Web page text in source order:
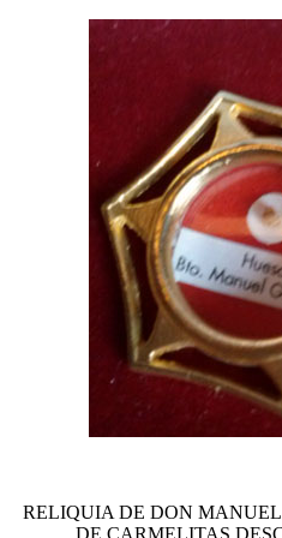
RELIQUIA DE DON
DE CARMELITAS